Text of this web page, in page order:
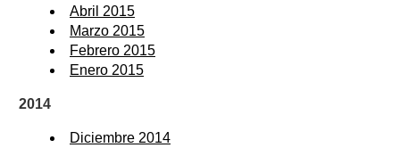
Abril 2015
Marzo 2015
Febrero 2015
Enero 2015
2014
Diciembre 2014